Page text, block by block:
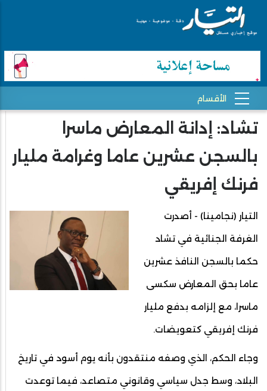
تشاد: إدانة المعارض ماسرا
بالسجن عشرين عاما وغرامة مليار
فرنك إفريقي
التيار (نجامينا) - أصدرت
الغرفة الجنائية في تشاد
حكما بالسجن النافذ عشرين
عاما بحق المعارض سكسى
ماسرا، مع إلزامه بدفع مليار
فرنك إفريقي كتعويضات.
وجاء الحكم، الذي وصفه منتقدون بأنه يوم أسود في تاريخ
البلاد، وسط جدل سياسي وقانوني متصاعد، فيما توعدت